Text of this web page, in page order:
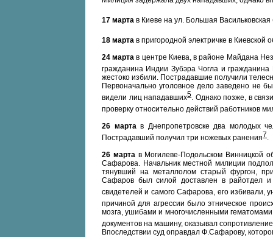
17 марта в Киеве на ул. Большая
18 марта в пригородной электричке в
24 марта в центре Киева, в районе Майдана
гражданина Индии Зубэра Чогла и
жестоко избили. Пострадавшие получили
Первоначально уголовное дело заведено не
видели лиц нападавших5. Однако позже, в
проверку относительно действий работников
26 мартав Днепропетровске два молодых
Пострадавший получил три ножевых ранения7.
26 марта в Могилеве-Подольском Винницкой
Сафарова. Начальник местной милиции
тянувший на металлолом старый фургон,
Сафаров был силой доставлен в райотдел
свидетелей и самого Сафарова, его избивали,
причиной для агрессии было этническое
мозга, ушибами и многочисленными
документов на машину, оказывал
Впоследствии суд оправдал Ф.Сафарову,